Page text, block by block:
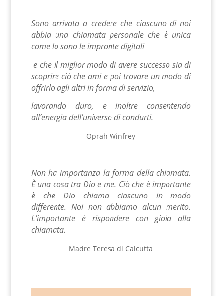
Sono arrivata a credere che ciascuno di noi
abbia una chiamata personale che è unica
come lo sono le impronte digitali
e che il miglior modo di avere successo sia di
scoprire ciò che ami e poi trovare un modo di
offrirlo agli altri in forma di servizio,
lavorando duro, e inoltre consentendo
all’energia dell’universo di condurti.
Oprah Winfrey
Non ha importanza la forma della chiamata.
È una cosa tra Dio e me. Ciò che è importante
è che Dio chiama ciascuno in modo
differente. Noi non abbiamo alcun merito.
L’importante è rispondere con gioia alla
chiamata.
Madre Teresa di Calcutta